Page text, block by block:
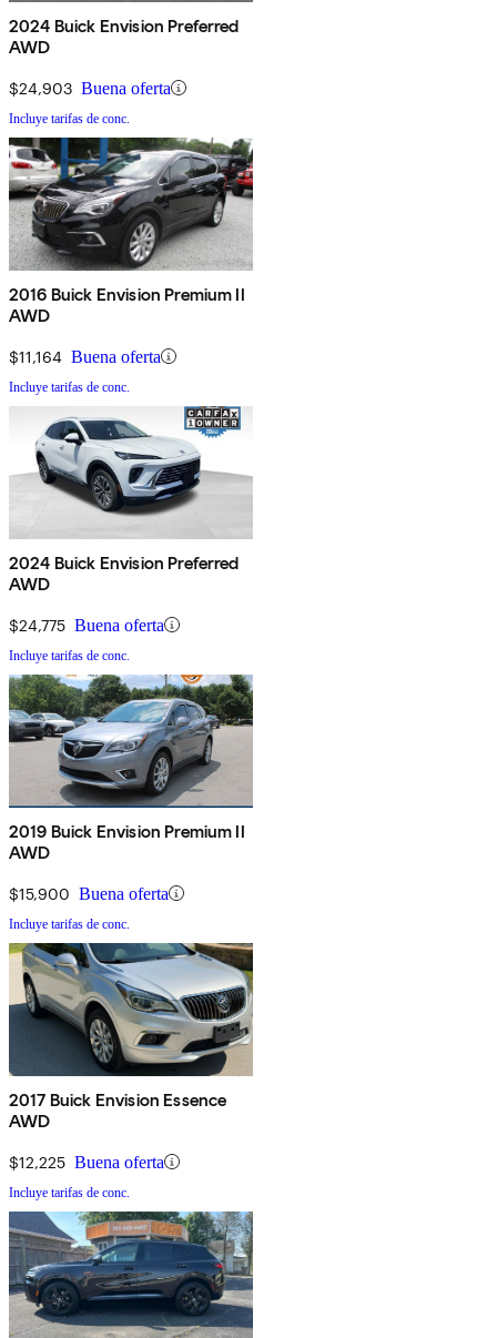
2024 Buick Envision Preferred
AWD
$24,903 Buena oferta
Incluye tarifas de conc.
2016 Buick Envision Premium II
AWD
$11,164 Buena oferta
Incluye tarifas de conc.
2024 Buick Envision Preferred
AWD
$24,775 Buena oferta
Incluye tarifas de conc.
2019 Buick Envision Premium II
AWD
$15,900 Buena oferta
Incluye tarifas de conc.
2017 Buick Envision Essence
AWD
$12,225 Buena oferta
Incluye tarifas de conc.